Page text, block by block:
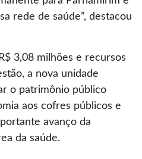
rede de saúde”, destacou
3,08 milhões e recursos
a nova unidade
o patrimônio público
aos cofres públicos e
avanço da
da saúde.